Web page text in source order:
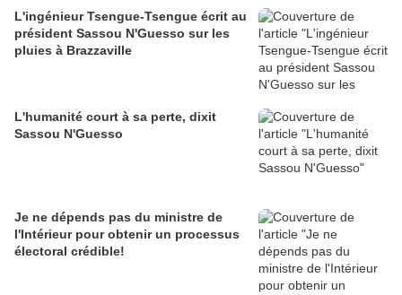
L'ingénieur Tsengue-Tsengue écrit au
président Sassou N'Guesso sur les
pluies à Brazzaville
L'humanité court à sa perte, dixit
Sassou N'Guesso
Je ne dépends pas du ministre de
l'Intérieur pour obtenir un processus
électoral crédible!